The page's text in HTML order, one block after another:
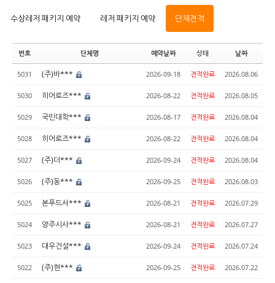
수상레저 패키지 예약 레저 패키지 예약 단체견적
번호 단체명 예약날짜 상태 날짜
5031 (주)바*** 2026-09-18 견적완료 2026.08.06
5030 히어로즈*** 2026-08-22 견적완료 2026.08.05
5029 국민대학*** 2026-08-17 견적완료 2026.08.04
5028 히어로즈*** 2026-08-22 견적완료 2026.08.04
5027 (주)더*** 2026-09-24 견적완료 2026.08.04
5026 (주)동*** 2026-09-25 견적완료 2026.08.03
5025 본푸드서*** 2026-08-21 견적완료 2026.07.29
5024 양주시사*** 2026-08-21 견적완료 2026.07.27
5023 대우건설*** 2026-09-24 견적완료 2026.07.24
5022 (주)현*** 2026-09-25 견적완료 2026.07.22